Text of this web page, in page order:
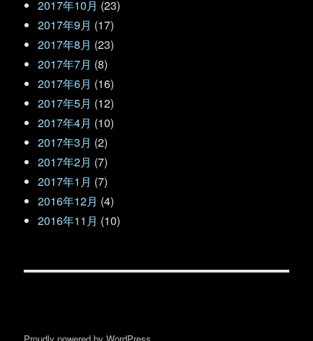
2017年10月 (23)
2017年9月 (17)
2017年8月 (23)
2017年7月 (8)
2017年6月 (16)
2017年5月 (12)
2017年4月 (10)
2017年3月 (2)
2017年2月 (7)
2017年1月 (7)
2016年12月 (4)
2016年11月 (10)